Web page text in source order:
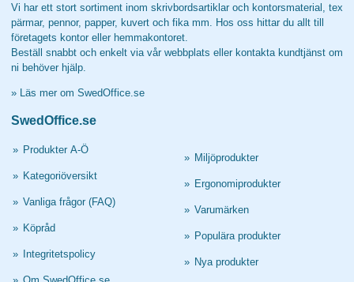
Vi har ett stort sortiment inom skrivbordsartiklar och kontorsmaterial, tex
pärmar, pennor, papper, kuvert och fika mm. Hos oss hittar du allt till
företagets kontor eller hemmakontoret.
Beställ snabbt och enkelt via vår webbplats eller kontakta kundtjänst om
ni behöver hjälp.
» Läs mer om SwedOffice.se
SwedOffice.se
» Produkter A-Ö
» Kategoriöversikt
» Vanliga frågor (FAQ)
» Köpråd
» Integritetspolicy
» Miljöprodukter
» Ergonomiprodukter
» Varumärken
» Populära produkter
» Nya produkter